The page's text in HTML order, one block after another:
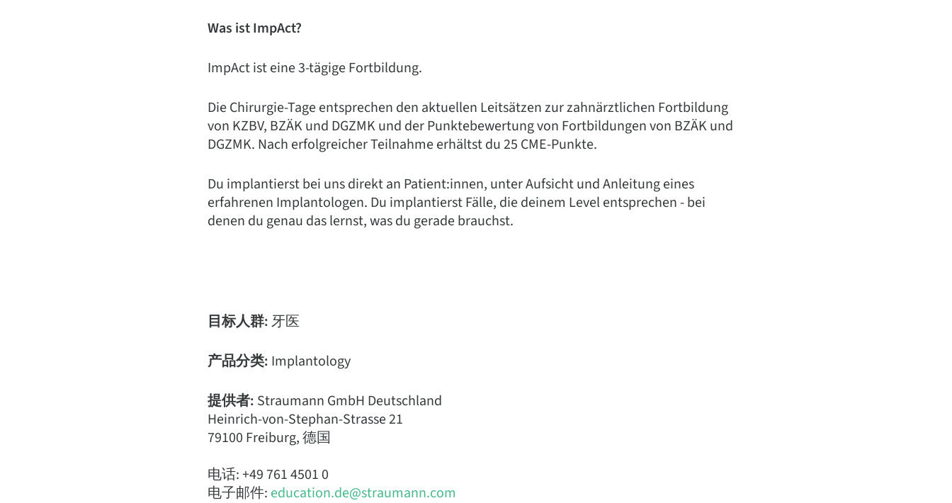
Was ist ImpAct?
ImpAct ist eine 3-tägige Fortbildung.
Die Chirurgie-Tage entsprechen den aktuellen Leitsätzen zur zahnärztlichen Fortbildung
von KZBV, BZÄK und DGZMK und der Punktebewertung von Fortbildungen von BZÄK und
DGZMK. Nach erfolgreicher Teilnahme erhältst du 25 CME-Punkte.
Du implantierst bei uns direkt an Patient:innen, unter Aufsicht und Anleitung eines
erfahrenen Implantologen. Du implantierst Fälle, die deinem Level entsprechen - bei
denen du genau das lernst, was du gerade brauchst.
目标人群:牙医
产品分类: Implantology
提供者: Straumann GmbH Deutschland
Heinrich-von-Stephan-Strasse 21
79100 Freiburg, 德国
电话: +49 761 4501 0
电子邮件: education.de@straumann.com